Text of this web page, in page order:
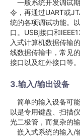
一般系统开发调试
令，再通过UART或
统的各项调试功能。
口。USBj接口和
入式计算机数据传输
线数据传输中，常见
接口以及红外接口等。
3.输入/输出设备
简单的输入设备可
以是专用键盘、扫描
光二极管，而复杂的
嵌入式系统的输入/